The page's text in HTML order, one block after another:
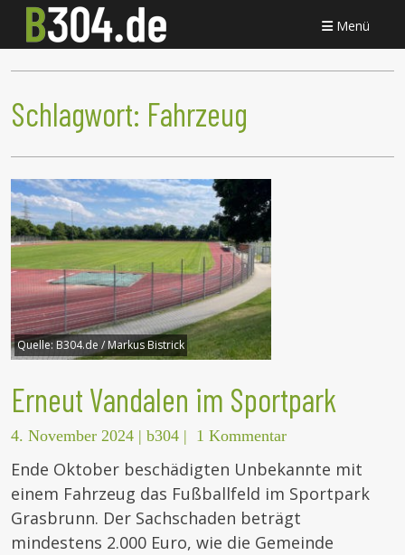
Menü
Schlagwort: Fahrzeug
Quelle:B304.de / Markus Bistrick
Erneut Vandalen im Sportpark
4. November 2024 | b304 | 1 Kommentar
Ende Oktober beschädigten Unbekannte mit
einem Fahrzeug das Fußballfeld im Sportpark
Grasbrunn. Der Sachschaden beträgt
mindestens 2.000 Euro, wie die Gemeinde